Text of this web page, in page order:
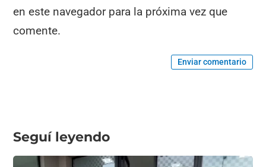
en este navegador para la próxima vez que
comente.
Enviar comentario
Seguí leyendo